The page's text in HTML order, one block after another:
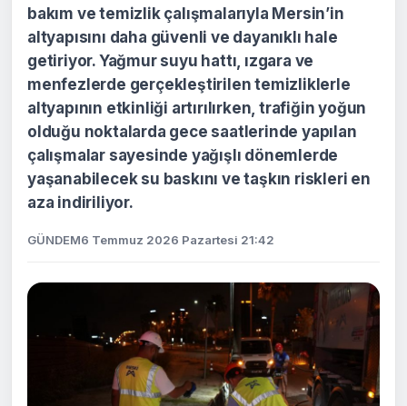
bakım ve temizlik çalışmalarıyla Mersin’in
altyapısını daha güvenli ve dayanıklı hale
getiriyor. Yağmur suyu hattı, ızgara ve
menfezlerde gerçekleştirilen temizliklerle
altyapının etkinliği artırılırken, trafiğin yoğun
olduğu noktalarda gece saatlerinde yapılan
çalışmalar sayesinde yağışlı dönemlerde
yaşanabilecek su baskını ve taşkın riskleri en
aza indiriliyor.
GÜNDEM6 Temmuz 2026 Pazartesi 21:42